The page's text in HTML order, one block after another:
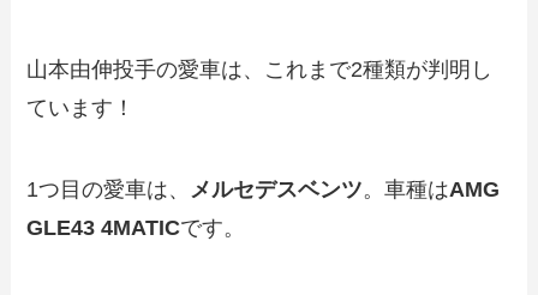
山本由伸投手の愛車は、これまで2種類が判明し
ています！
1つ目の愛車は、 メルセデスベンツ。車種はAMG
GLE43 4MATICです。